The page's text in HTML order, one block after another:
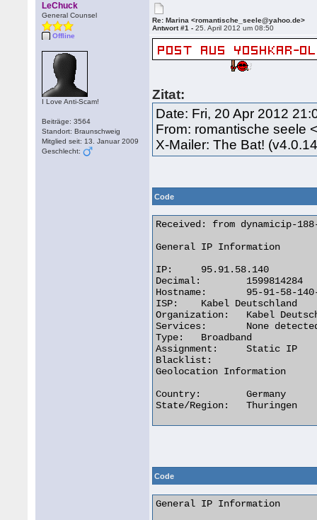
LeChuck
General Counsel
Offline
I Love Anti-Scam!
Beiträge: 3564
Standort: Braunschweig
Mitglied seit: 13. Januar 2009
Geschlecht:
Re: Marina <romantische_seele@yahoo.de>
Antwort #1 -25. April 2012 um 08:50
Zitat:
Date: Fri, 20 Apr 2012
From: romantische seele
X-Mailer: The Bat!
Code
Received: from dynamicip-
General IP Information
IP:	95.91.58.140
Decimal:	1599814284
Hostname:	95-91-58-140-dynip.superkabel.de
ISP:	Kabel Deutschland
Organization:	Kabel Deutschland
Services:	None detected
Type:	Broadband
Assignment:	Static IP
Blacklist:
Geolocation Information
Country:	Germany
State/Region:	Thuringen
Code
General IP Information